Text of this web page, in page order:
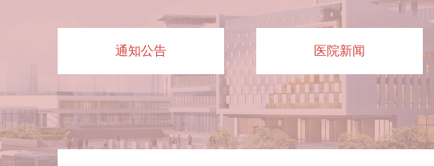
通知公告 医院新闻